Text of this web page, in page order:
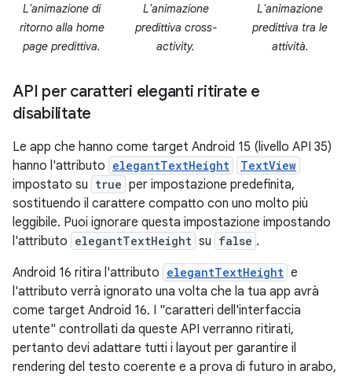
L'animazione di
ritorno alla home
page predittiva.
L'animazione
predittiva cross-
activity.
L'animazione
predittiva tra le
attività.
API per caratteri eleganti ritirate e
disabilitate
Le app che hanno come target Android 15 (livello API 35)
hanno l'attributo elegantTextHeight TextView
impostato su true per impostazione predefinita,
sostituendo il carattere compatto con uno molto più
leggibile. Puoi ignorare questa impostazione impostando
l'attributo elegantTextHeight su false .
Android 16 ritira l'attributo elegantTextHeight e
l'attributo verrà ignorato una volta che la tua app avrà
come target Android 16. I "caratteri dell'interfaccia
utente" controllati da queste API verranno ritirati,
pertanto devi adattare tutti i layout per garantire il
rendering del testo coerente e a prova di futuro in arabo,